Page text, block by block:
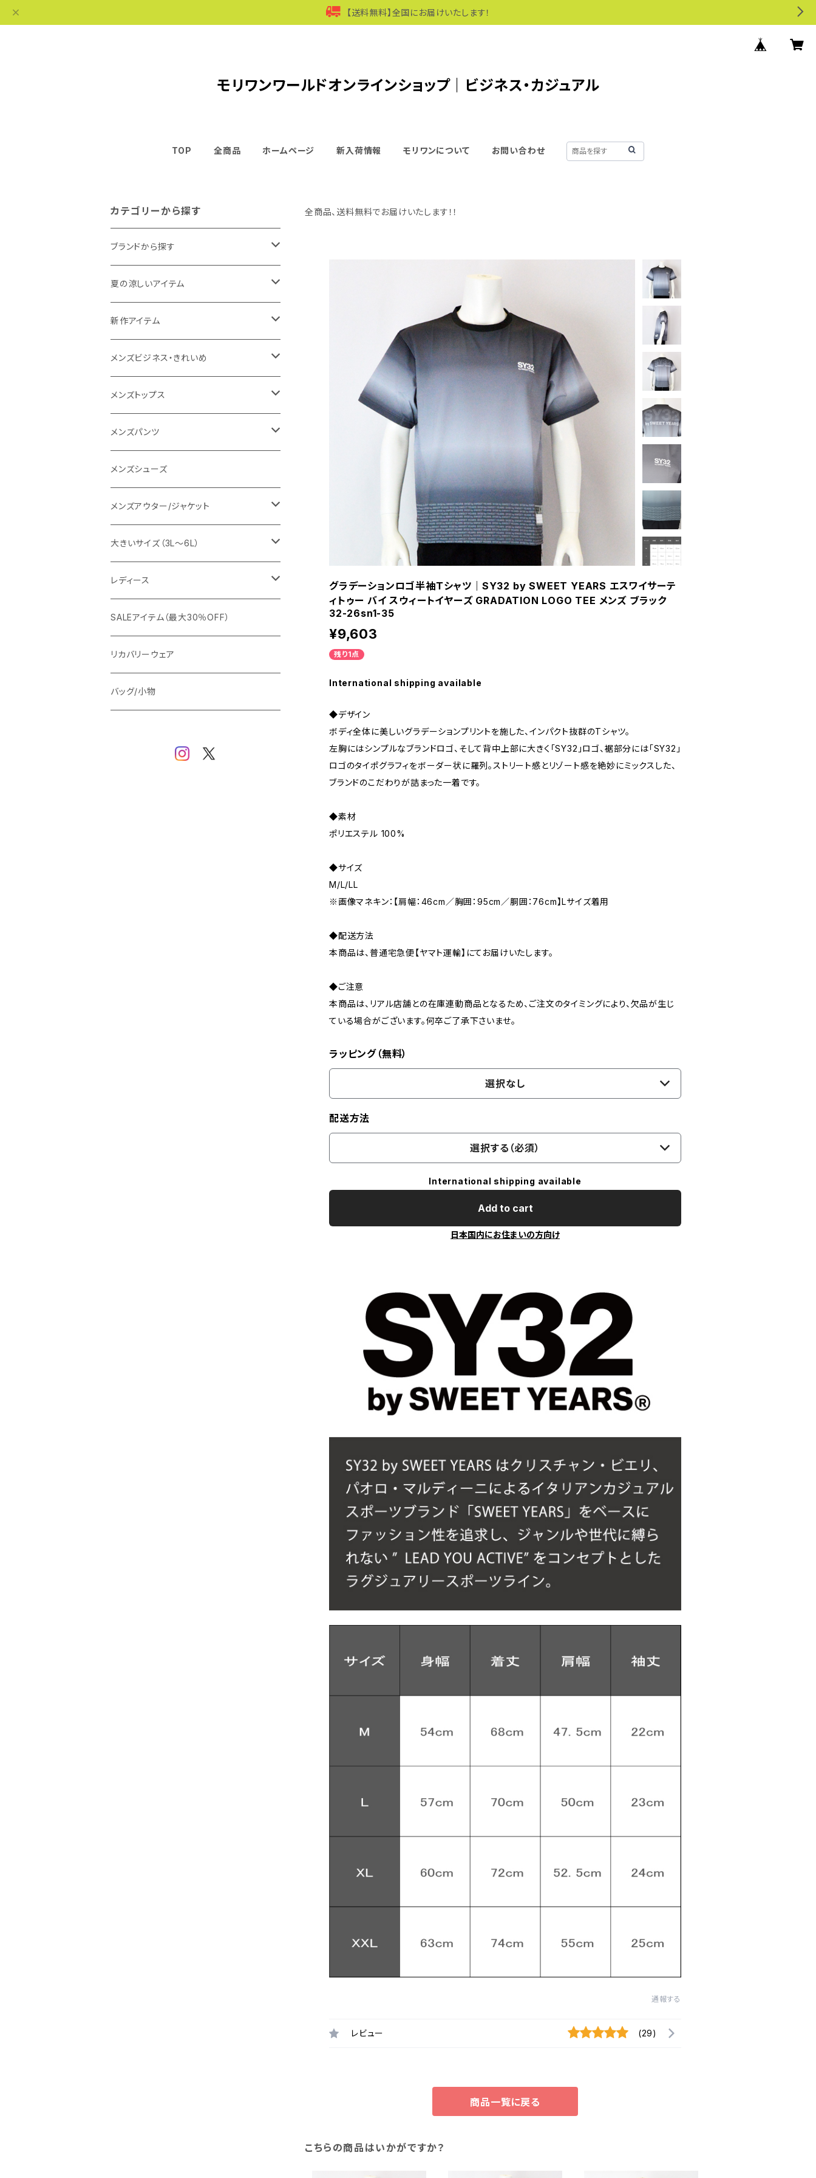
【送料無料】全国にお届けいたします！
モリワンワールドオンラインショップ｜ビジネス・カジュアル
TOP 全商品 ホームページ 新入荷情報 モリワンについて お問い合わせ
全商品、送料無料でお届けいたします！！
グラデーションロゴ半袖Ｔシャツ｜SY32 by SWEET YEARS エスワイサーテ
ィトゥー バイ スウィートイヤーズ GRADATION LOGO TEE メンズ ブラック
32-26sn1-35
¥9,603
残り1点
International shipping available
◆デザイン
ボディ全体に美しいグラデーションプリントを施した、インパクト抜群のTシャツ。
左胸にはシンプルなブランドロゴ、そして背中上部に大きく「SY32」ロゴ、裾部分には「SY32」
ロゴのタイポグラフィをボーダー状に羅列。ストリート感とリゾート感を絶妙にミックスした、
ブランドのこだわりが詰まった一着です。
◆素材
ポリエステル 100%
◆サイズ
M/L/LL
※画像マネキン：【肩幅：46cm／胸囲：95cm／胴囲：76cm】Lサイズ着用
◆配送方法
本商品は、普通宅急便【ヤマト運輸】にてお届けいたします。
◆ご注意
本商品は、リアル店舗との在庫連動商品となるため、ご注文のタイミングにより、欠品が生じ
ている場合がございます。何卒ご了承下さいませ。
ラッピング（無料）
選択なし
配送方法
選択する（必須）
International shipping available
Add to cart
日本国内にお住まいの方向け
通報する
レビュー (29)
商品一覧に戻る
こちらの商品はいかがですか？
カテゴリーから探す
ブランドから探す
THE NORTH FACE
NANGA
1PIU1UGUALE3 RELAX
go slow caravan
SY32 by SWEET YEARS
URBAN SQUARE
EDWIN
snow peak
G-stage
TETEHOMME
TAION
夏の涼しいアイテム
メンズ
レディース
新作アイテム
メンズ
レディース
メンズビジネス・きれいめ
スーツ
カジュアルセットアップ
スラックス
ワイシャツ
シューズ
フォーマル
Tシャツ/ポロシャツ
メンズトップス
Tシャツ/カットソー
シャツ/ポロシャツ
パーカー/スウェット
ニット
メンズパンツ
デニムパンツ
イージーパンツ
スラックス
メンズシューズ
メンズアウター/ジャケット
ジャケット
カジュアルジャケット
ビジネスジャケット
ブルゾン
コート
マウンテンパーカー/アウトドア
ダウン / 中綿アウター
大きいサイズ（3L～6L）
ビジネス
セットアップ
ワイシャツ
カジュアル
ニット/Tシャツ/カットソー
スウェット/パーカー
アウター
レディース
アウター
トップス（ブラウス/カットソー）
ジャケット
SALEアイテム（最大30％OFF）
リカバリーウェア
バッグ/小物